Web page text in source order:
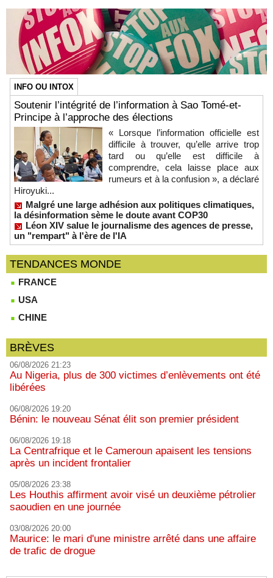
INFO OU INTOX
Soutenir l’intégrité de l’information à Sao Tomé-et-
Principe à l’approche des élections
« Lorsque l’information officielle est
difficile à trouver, qu’elle arrive trop
tard ou qu’elle est difficile à
comprendre, cela laisse place aux
rumeurs et à la confusion », a déclaré
Hiroyuki...
Malgré une large adhésion aux politiques climatiques,
la désinformation sème le doute avant COP30
Léon XIV salue le journalisme des agences de presse,
un "rempart" à l'ère de l'IA
TENDANCES MONDE
FRANCE
USA
CHINE
BRÈVES
06/08/2026 21:23
Au Nigeria, plus de 300 victimes d’enlèvements ont été
libérées
06/08/2026 19:20
Bénin: le nouveau Sénat élit son premier président
06/08/2026 19:18
La Centrafrique et le Cameroun apaisent les tensions
après un incident frontalier
05/08/2026 23:38
Les Houthis affirment avoir visé un deuxième pétrolier
saoudien en une journée
03/08/2026 20:00
Maurice: le mari d'une ministre arrêté dans une affaire
de trafic de drogue